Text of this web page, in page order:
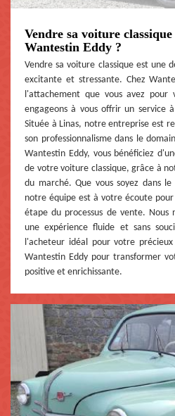
Vendre sa voiture
Wantestin Eddy ?
Vendre sa voiture classique est une
excitante et stressante. Chez
l'attachement que vous avez
engageons à vous offrir un service
Située à Linas, notre entreprise est
son professionnalisme dans le
Wantestin Eddy, vous bénéficiez
de votre voiture classique, grâce à
du marché. Que vous soyez dans
notre équipe est à votre écoute
étape du processus de vente. Nous
une expérience fluide et sans
l'acheteur idéal pour votre
Wantestin Eddy pour transformer
positive et enrichissante.